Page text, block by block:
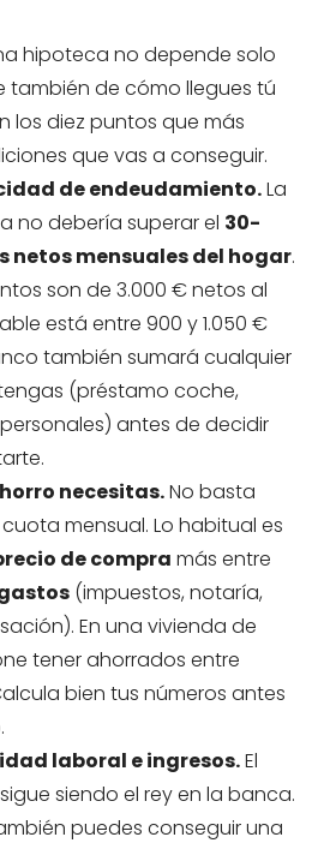
hipoteca no depende solo
también de cómo llegues tú
los diez puntos que más
que vas a conseguir.
de endeudamiento.La
no debería superar el 30-
netos mensuales del hogar.
son de 3.000 € netos al
está entre 900 y 1.050 €
también sumará cualquier
(préstamo coche,
antes de decidir
necesitas.No basta
mensual. Lo habitual es
de compra más entre
gastos (impuestos, notaría,
En una vivienda de
tener ahorrados entre
bien tus números antes
laboral e ingresos.El
siendo el rey en la banca.
puedes conseguir una